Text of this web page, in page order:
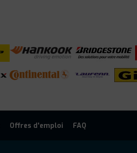
Offres d'emploi FAQ